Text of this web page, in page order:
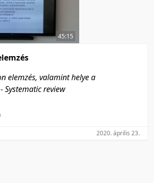
45:15
elemzés, valamint helye a
Systematic review
2020. április 23.